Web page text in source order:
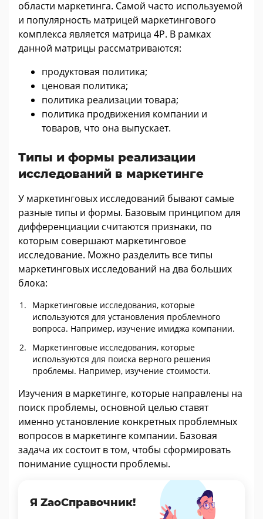
области маркетинга. Самой часто используемой
и популярность матрицей маркетингового
комплекса является матрица 4P. В рамках
данной матрицы рассматриваются:
продуктовая политика;
ценовая политика;
политика реализации товара;
политика продвижения компании и
товаров, что она выпускает.
Типы и формы реализации
исследований в маркетинге
У маркетинговых исследований бывают самые
разные типы и формы. Базовым принципом для
дифференциации считаются признаки, по
которым совершают маркетинговое
исследование. Можно разделить все типы
маркетинговых исследований на два больших
блока:
Маркетинговые исследования, которые
используются для установления проблемного
вопроса. Например, изучение имиджа компании.
Маркетинговые исследования, которые
используются для поиска верного решения
проблемы. Например, изучение стоимости.
Изучения в маркетинге, которые направлены на
поиск проблемы, основной целью ставят
именно установление конкретных проблемных
вопросов в маркетинге компании. Базовая
задача их состоит в том, чтобы сформировать
понимание сущности проблемы.
Я ZaoСправочник!